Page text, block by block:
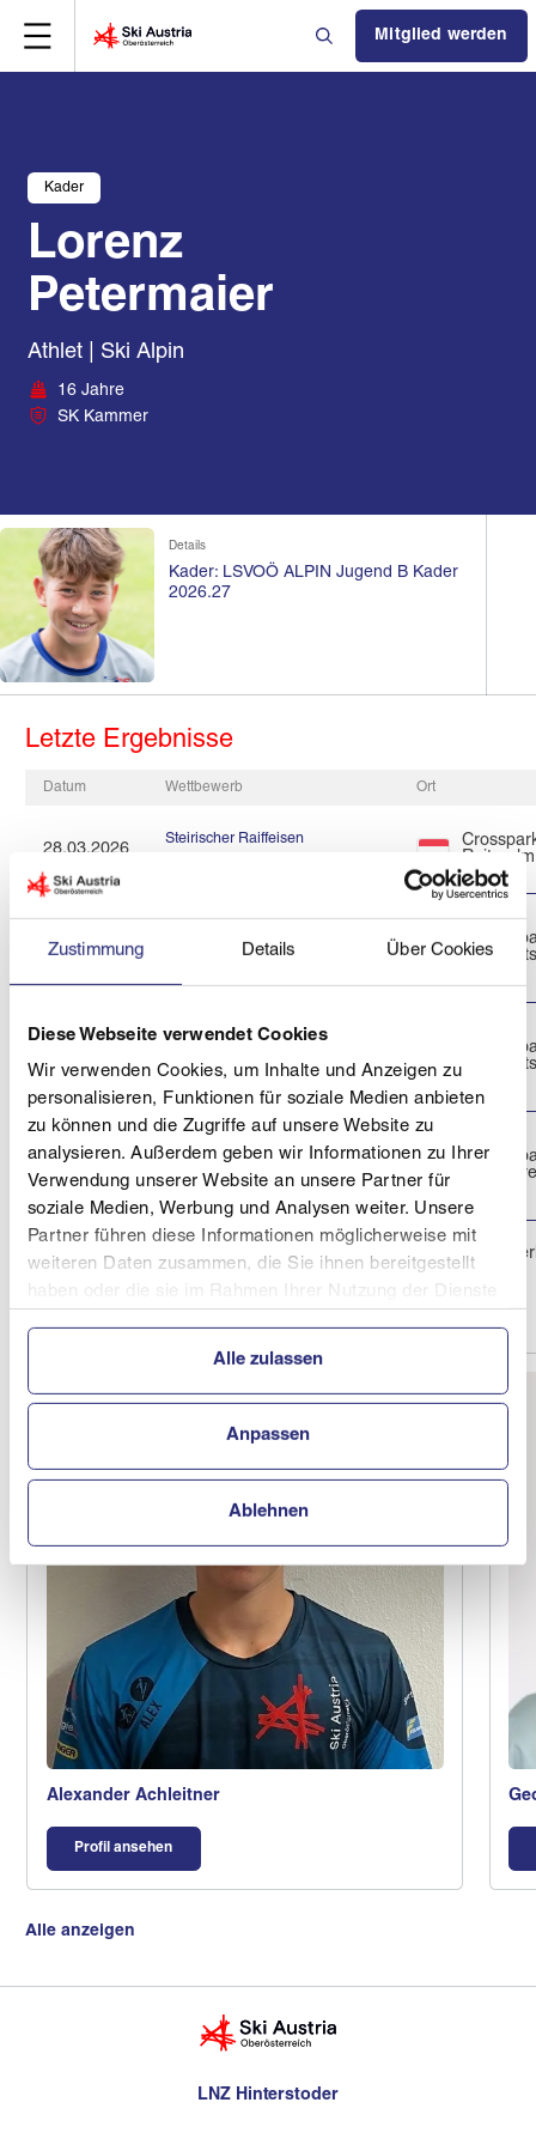
Zustimmung Details Über Cookies
Diese Webseite verwendet Cookies
Wir verwenden Cookies, um Inhalte und Anzeigen zu
personalisieren, Funktionen für soziale Medien anbieten
zu können und die Zugriffe auf unsere Website zu
analysieren. Außerdem geben wir Informationen zu Ihrer
Verwendung unserer Website an unsere Partner für
soziale Medien, Werbung und Analysen weiter. Unsere
Partner führen diese Informationen möglicherweise mit
weiteren Daten zusammen, die Sie ihnen bereitgestellt
Alle zulassen
Anpassen
Ablehnen
Mitglied werden
Kader
Lorenz
Petermaier
Athlet | Ski Alpin
16 Jahre
SK Kammer
Details
Kader: LSVOÖ ALPIN Jugend B Kader
2026.27
Letzte Ergebnisse
Datum Wettbewerb Ort
28.03.2026
Steirischer Raiffeisen
Reiteralm
20.03.2026
SALZBURGMILCH KIDSCUP
SCHÜLERMEISTERSCHAFTEN
18.03.2026
SALZBURGMILCH KIDSCUP
2026 ÖSV
SCHÜLERMEISTERSCHAFTEN
FIS -
18.03.2026 FUTURE CHAMPIONS
Alexander Achleitner
Profil ansehen
Alle anzeigen
LNZ Hinterstoder